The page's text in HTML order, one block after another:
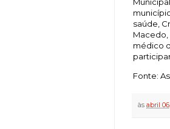
saúde,
médico
Fonte:
às abril